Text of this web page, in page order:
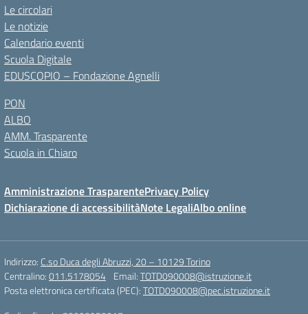
Le circolari
Le notizie
Calendario eventi
Scuola Digitale
EDUSCOPIO – Fondazione Agnelli
PON
ALBO
AMM. Trasparente
Scuola in Chiaro
Amministrazione TrasparentePrivacy Policy
Dichiarazione di accessibilitàNote LegaliAlbo online
Indirizzo: C.so Duca degli Abruzzi, 20 – 10129 Torino
Centralino:011.5178054 Email:TOTD090008@istruzione.it
Posta elettronica certificata (PEC):TOTD090008@pec.istruzione.it